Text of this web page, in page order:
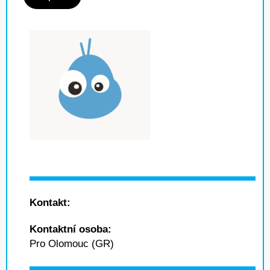
Kontakt:
Kontaktní osoba:
Pro Olomouc (GR)